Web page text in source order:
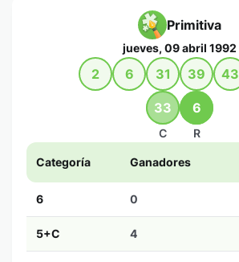
Primitiva
jueves, 09 abril 1992
2 6 31 39 43
33
C
6
R
Categoría Ganadores
6 0
5+C 4